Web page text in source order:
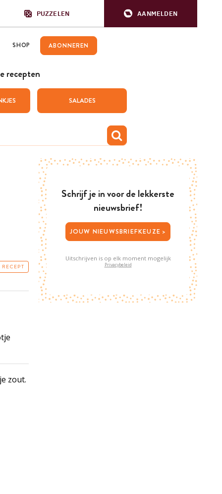
PUZZELEN AANMELDEN
SHOP ABONNEREN
recepten
SALADES
zout.
Schrijf je in voor de lekkerste
nieuwsbrief!
JOUW NIEUWSBRIEFKEUZE >
Uitschrijven is op elk moment mogelijk
Privacybeleid